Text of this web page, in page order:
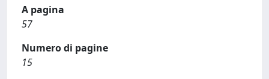
A pagina
57
Numero di pagine
15